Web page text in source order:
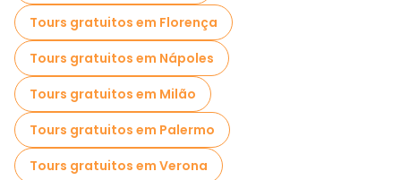
Tours gratuitos em Florença
Tours gratuitos em Nápoles
Tours gratuitos em Milão
Tours gratuitos em Palermo
Tours gratuitos em Verona